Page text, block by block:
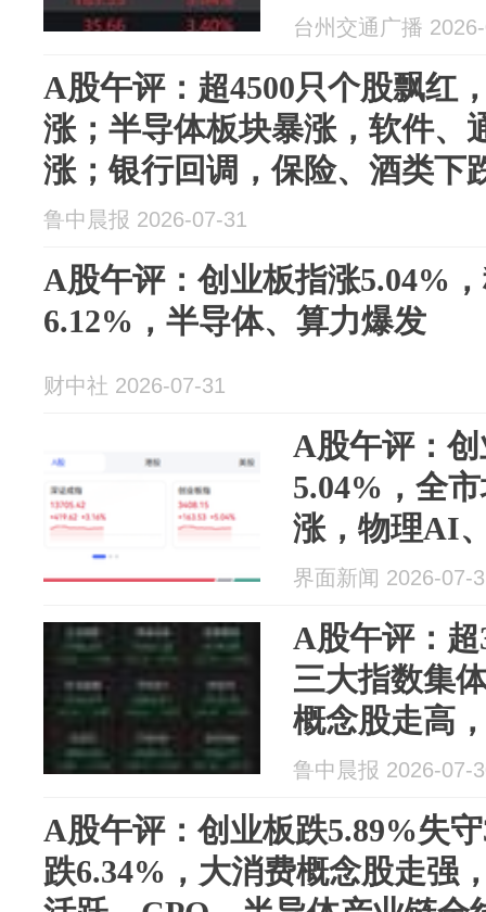
涨；银行回
台州交通广播
A股午评：超4500只个股飘红
涨；半导体板块暴涨，软件、
涨；银行回调，保险、酒类下
鲁中晨报 2026-07-31
A股午评：创业板指涨5.04%
6.12%，半导体、算力爆发
财中社 2026-07-31
A股午评：
5.04%，全
涨，物理AI
概念走强
界面新闻 2026-07-
A股午评：
三大指数集
概念股走高
涨；CPO、
信设备、半
鲁中晨报 2026-07-
A股午评：创业板跌5.89%失
跌6.34%，大消费概念股走强